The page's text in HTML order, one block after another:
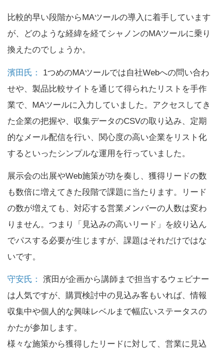
比較的早い段階からMAツールの導入に着手しています
が、どのような経緯を経てシャノンのMAツールに乗り
換えたのでしょうか。
濱田氏：
1つめのMAツールでは自社Webへの問い合わ
せや、製品比較サイトを通じて得られたリストを手作
業で、MAツールに入力していました。アクセスしてき
た企業の把握や、収集データのCSVの取り込み、定期
的なメール配信を行い、関心度の高い企業をリスト化
するといったシンプルな運用を行っていました。
展示会の出展やWeb施策が功を奏し、獲得リードの数
も数倍に増えてきた段階で課題に当たります。リード
の数が増えても、対応する営業メンバーの人数は変わ
りません。つまり「見込みの高いリード」を絞り込ん
でパスする必要が生じますが、課題はそれだけではな
いです。
守安氏：
濱田が企画から講師まで担当するウェビナー
は人気ですが、購買検討中の見込み客もいれば、情報
収集中や個人的な興味レベルまで幅広いステータスの
かたが参加します。
様々な施策から獲得したリードに対して、営業に見込